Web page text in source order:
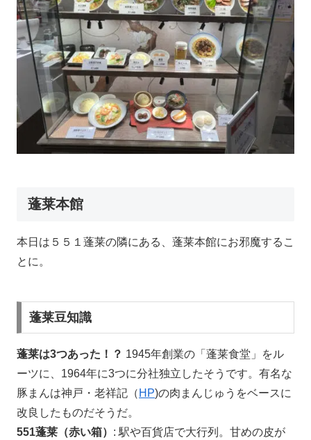
蓬莱本館
本日は５５１蓬莱の隣にある、蓬莱本館にお邪魔するこ
とに。
蓬莱豆知識
蓬莱は3つあった！？ 1945年創業の「蓬莱食堂」をル
ーツに、1964年に3つに分社独立したそうです。有名な
豚まんは神戸・老祥記（ HP)の肉まんじゅうをベースに
改良したものだそうだ。
551蓬莱（赤い箱） : 駅や百貨店で大行列。甘めの皮が